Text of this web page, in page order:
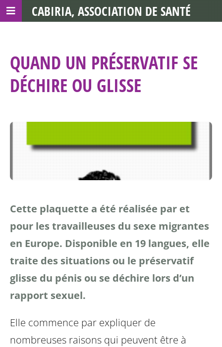
QUAND UN PRÉSERVATIF SE
DÉCHIRE OU GLISSE
Cette plaquette a été réalisée par et
pour les travailleuses du sexe migrantes
en Europe. Disponible en 19 langues, elle
traite des situations ou le préservatif
glisse du pénis ou se déchire lors d’un
rapport sexuel.
Elle commence par expliquer de
nombreuses raisons qui peuvent être à
CABIRIA, ASSOCIATION DE SANTÉ